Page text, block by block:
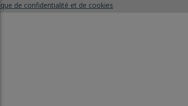
de confidentialité et de cookies